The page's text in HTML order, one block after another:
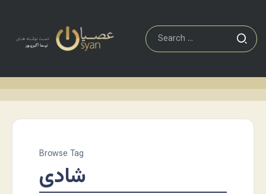
Browse Tag
شادی